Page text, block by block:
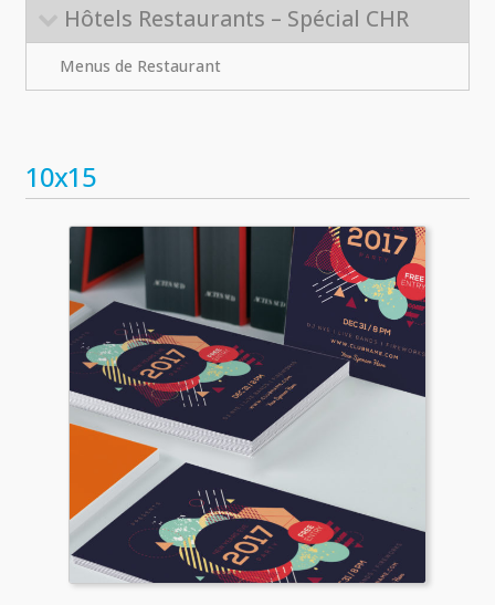
Hôtels Restaurants – Spécial CHR
Menus de Restaurant
10x15